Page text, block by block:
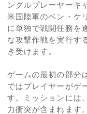
ングルプレーヤーキ
米国陸軍のベン・ケ
に単独で戦闘任務を
な攻撃作戦を実行す
き受けます。
ゲームの最初の部分
ではプレイヤーがゲ
す。ミッションには
力衝突が含まれます